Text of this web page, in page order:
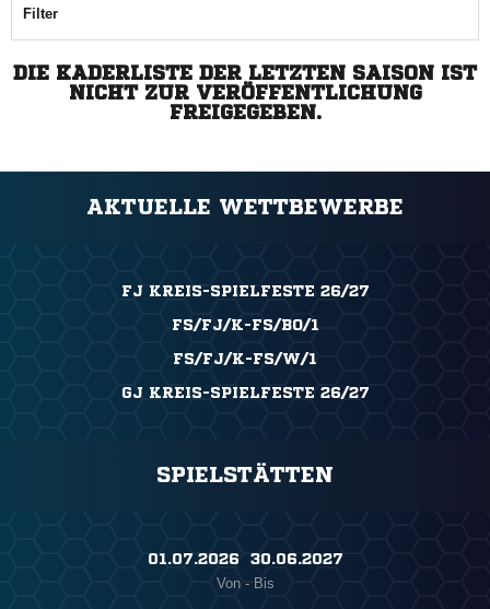
Filter
DIE KADERLISTE DER LETZTEN SAISON IST
NICHT ZUR VERÖFFENTLICHUNG
FREIGEGEBEN.
AKTUELLE WETTBEWERBE
FJ KREIS-SPIELFESTE 26/27
FS/FJ/K-FS/BO/1
FS/FJ/K-FS/W/1
GJ KREIS-SPIELFESTE 26/27
SPIELSTÄTTEN
01.07.2026 ​ 30.06.2027
Von - Bis